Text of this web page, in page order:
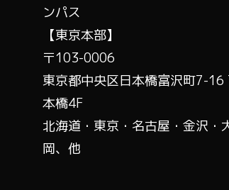
ンパス
【東京本部】
〒103-0006
東京都中央区日本橋富沢町7-16
本橋4F
北海道・東京・名古屋・金沢・
岡、他